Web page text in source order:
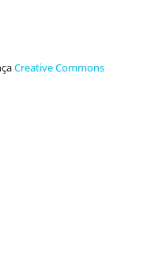
Creative Commons